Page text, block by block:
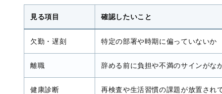
見る項目 確認したいこと
欠勤・遅刻 特定の部署や時期に偏っていないか
離職 辞める前に負担や不満のサインがな
健康診断 再検査や生活習慣の課題が放置され